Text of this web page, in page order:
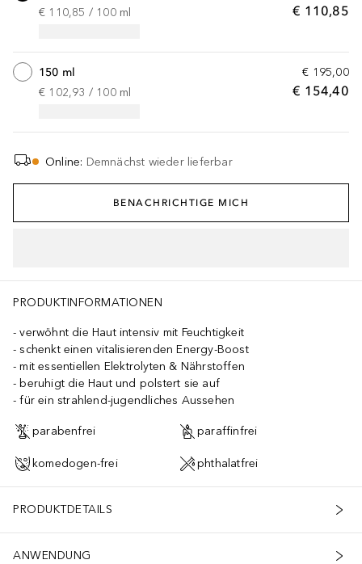
€ 110,85
€ 110,85 / 100 ml
€ 195,00
€ 154,40
150 ml
€ 102,93 / 100 ml
Online: Demnächst wieder lieferbar
BENACHRICHTIGE MICH
PRODUKTINFORMATIONEN
verwöhnt die Haut intensiv mit Feuchtigkeit
schenkt einen vitalisierenden Energy-Boost
mit essentiellen Elektrolyten & Nährstoffen
beruhigt die Haut und polstert sie auf
für ein strahlend-jugendliches Aussehen
parabenfrei paraffinfrei
komedogen-frei phthalatfrei
PRODUKTDETAILS
ANWENDUNG